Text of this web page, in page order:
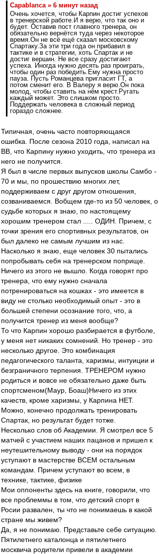
Сapablanca » 6 минут назад
Очень хочется, чтобы Карпин достиг успехов
в тренерской работе.И я верю, что так оно и
будет. Оставив пост главного тренера, он
обязательно вернётся туда через некоторое
время.Он не всё ещё сказал московскому
Спартаку.За эти три года он прибавил в
тактике и в стратегии, хоть Спартак и не
достиг вершин. Не все сразу достигают
успеха. Иногда нужно десять раз проиграть,
чтобы один раз победить.Ему нужна просто
пауза. Пусть Романцева пригласит ГТ, а
потом сменит его. В Валеру я верю.Он пока
молод, чтобы ставить на нём крест.Ругать
каждый может. Это слишком просто.
Поддержать человека в сложный период
гораздо сложнее.
Типичная, очень часто повторяющаяся
ошибка. После сезона 2010 года, написал на
ВВ, что Карпину нужно уходить, что тренера из
него не получится.
Я был в числе первых выпусков школы Самбо -
70 и мы, по прошествию многих лет,
поддерживаем с друг другом отношения,
созваниваемся. Вобщем где-то из 50 человек, о
судьбе которых я знаю, по настоящему
хорошим тренером стал ..... ОДИН. Причем, с
точки зрения его спортивных результатов, он
был далеко не самым лучшим из нас.
Насколько я знаю, еще человек 30 пытались
попробывать себя на тренерском поприще.
Ничего из этого не вышло. Когда говорят про
тренера, что ему нужно сначала
потренироваться на кошках - это имеется в
виду не столько необходимый опыт - это в
большей степени осознание того, что, а
получится тренер из меня вообще?
То что Карпин хорошо разбирается в футболе,
у меня нет никаких сомнений. Но тренер - это
несколько другое. Это комбинация
педагогического таланта, харизмы, интуиции и
безграничного терпения. ТРЕНЕРОМ нужно
родиться и вовсе не обязательно даже быть
спортсменом(Маур, Боаш)Ничего из этих
качеств, кроме харизмы, у Карпина НЕТ.
Можно, конечно продолжать тренировать
Спартак, но результат будет тотже.
Несколько слов об Академии. Я смотрел все 5
матчей с участием наших пацанов и пришел к
неутешительному выводу - они на порядок
уступают в мастерстве ВСЕМ остальным
командам. Причем уступают во всем, в
технике, тактике, физике
Мои оппоненты здесь на книге, говорили, что
все проблеммы в том, что детский спорт в
Росии развален, ты что не понимаешь в какой
стране мы живем?
Да, я не понимаю. Представьте себе ситуацию.
Пятилетнего каталонца и пятилетнего
москвича родители привели в академии